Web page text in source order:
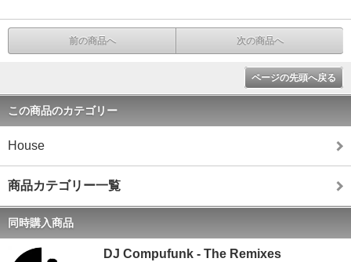
前の商品へ 次の商品へ
ページの先頭へ戻る
この商品のカテゴリー
House
商品カテゴリー一覧
同時購入商品
DJ Compufunk - The Remixes